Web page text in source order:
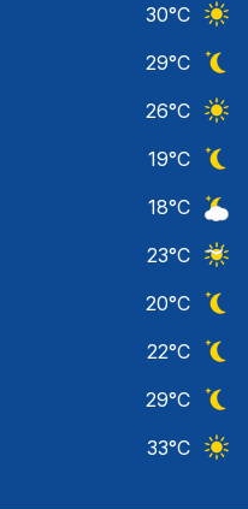
30°C
29°C
26°C
19°C
18°C
23°C
20°C
22°C
29°C
33°C